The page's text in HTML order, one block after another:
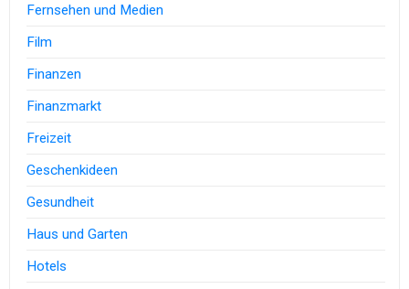
Fernsehen und Medien
Film
Finanzen
Finanzmarkt
Freizeit
Geschenkideen
Gesundheit
Haus und Garten
Hotels